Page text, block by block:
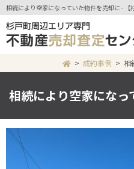
相続により空家になっていた物件を売却に -
成約事例 相
相続により空家にな